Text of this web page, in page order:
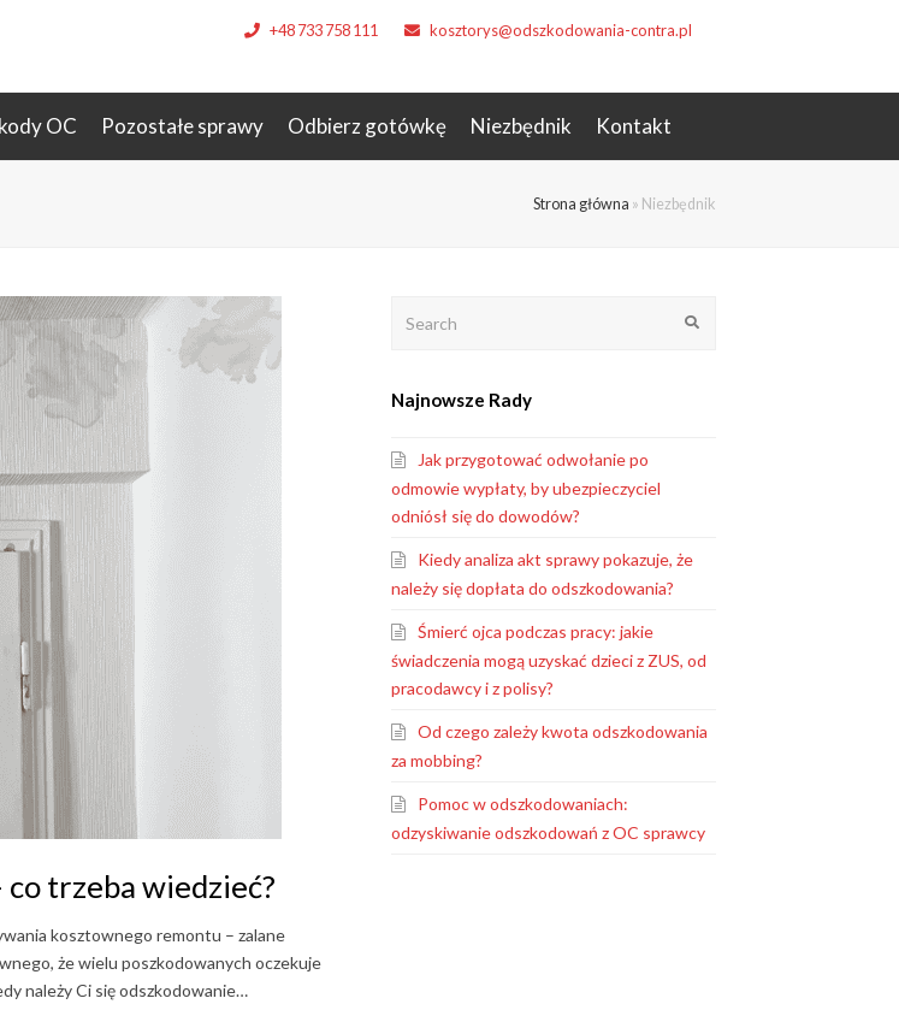
+48 733 758 111 kosztorys@odszkodowania-contra.pl
OC Pozostałe sprawy Odbierz gotówkę Niezbędnik Kontakt
Strona główna » Niezbędnik
trzeba wiedzieć?
kosztownego remontu – zalane
że wielu poszkodowanych oczekuje
należy Ci się odszkodowanie…
Najnowsze Rady
Jak przygotować odwołanie po
odmowie wypłaty, by ubezpieczyciel
odniósł się do dowodów?
Kiedy analiza akt sprawy pokazuje, że
należy się dopłata do odszkodowania?
Śmierć ojca podczas pracy: jakie
świadczenia mogą uzyskać dzieci z ZUS, od
pracodawcy i z polisy?
Od czego zależy kwota odszkodowania
za mobbing?
Pomoc w odszkodowaniach:
odzyskiwanie odszkodowań z OC sprawcy